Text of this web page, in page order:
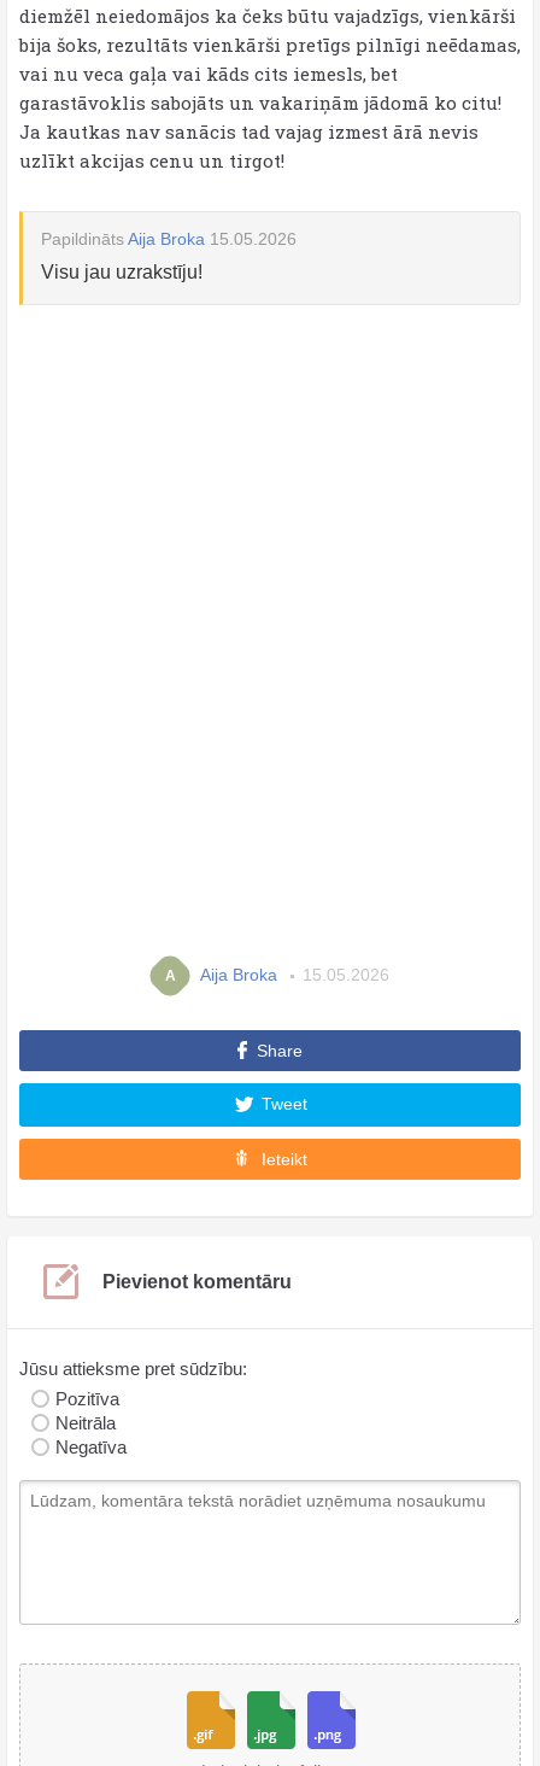
diemžēl neiedomājos ka čeks būtu vajadzīgs, vienkārši
bija šoks, rezultāts vienkārši pretīgs pilnīgi neēdamas,
vai nu veca gaļa vai kāds cits iemesls, bet
garastāvoklis sabojāts un vakariņām jādomā ko citu!
Ja kautkas nav sanācis tad vajag izmest ārā nevis
uzlīkt akcijas cenu un tirgot!
PapildinātsAija Broka 15.05.2026
Visu jau uzrakstīju!
A Aija Broka 15.05.2026
Share
Tweet
Ieteikt
Pievienot komentāru
Jūsu attieksme pret sūdzību:
Pozitīva
Neitrāla
Negatīva